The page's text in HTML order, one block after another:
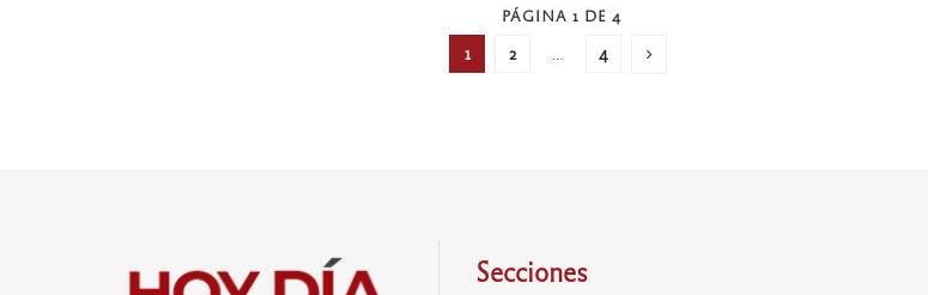
PÁGINA 1 DE 4
1 2 4
Secciones